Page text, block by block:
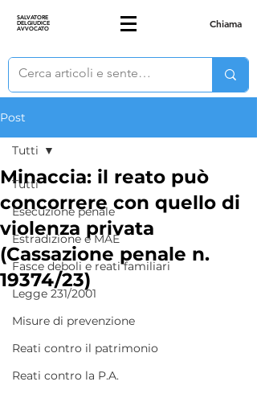
SALVATORE
DELGIUDICE
AVVOCATO Chiama
Post
Tutti
Esecuzione penale
Estradizione e MAE
Fasce deboli e reati familiari
Legge 231/2001
Misure di prevenzione
Reati contro il patrimonio
Reati contro la P.A.
Tutti
Minaccia: il reato può
concorrere con quello di
violenza privata
(Cassazione penale n.
19374/23)